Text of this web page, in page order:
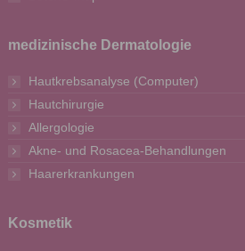
medizinische Dermatologie
Hautkrebsanalyse (Computer)
Hautchirurgie
Allergologie
Akne- und Rosacea-Behandlungen
Haarerkrankungen
Kosmetik